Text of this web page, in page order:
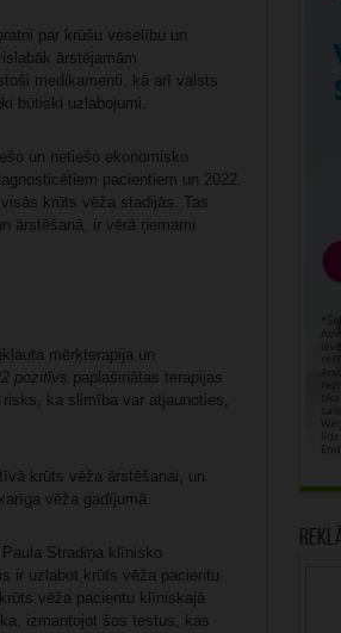
par krūšu veselību un
ārstējamām
medikamenti, kā arī valsts
būtiski uzlabojumi.
un netiešo ekonomisko
pacientiem un 2022.
krūts vēža stadijās. Tas
ārstēšanā, ir vērā ņemami
mērķterapija un
pozitīvs paplašinātas terapijas
ka slimība var atjaunoties,
krūts vēža ārstēšanai, un
vēža gadījumā.
Stradiņa klīnisko
ir uzlabot krūts vēža pacientu
vēža pacientu klīniskajā
izmantojot šos testus, kas